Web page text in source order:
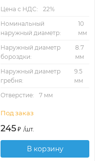
Цена с НДС:
22%
Номинальный
наружный диаметр:
10
мм
Наружный диаметр
бороздки:
8.7
мм
Наружный диаметр
гребня:
9.5
мм
Отверстие:
7 мм
Под заказ
245 ₽ /шт.
В корзину